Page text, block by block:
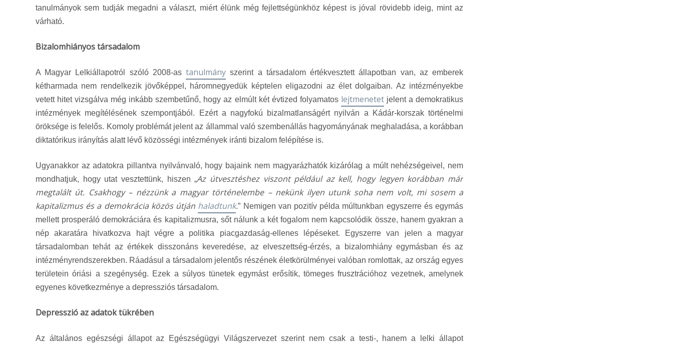
tanulmányok sem tudják megadni a választ, miért élünk még fejlettségünkhöz képest is jóval rövidebb ideig, mint az
várható.
Bizalomhiányos társadalom
A Magyar Lelkiállapotról szóló 2008-astanulmány szerint a társadalom értékvesztett állapotban van, az emberek
kétharmada nem rendelkezik jövőképpel, háromnegyedük képtelen eligazodni az élet dolgaiban. Az intézményekbe
vetett hitet vizsgálva még inkább szembetűnő, hogy az elmúlt két évtized folyamatos lejtmenetetjelent a demokratikus
intézmények megítélésének szempontjából. Ezért a nagyfokú bizalmatlanságért nyilván a Kádár-korszak történelmi
öröksége is felelős. Komoly problémát jelent az állammal való szembenállás hagyományának meghaladása, a korábban
diktatórikus irányítás alatt lévő közösségi intézmények iránti bizalom felépítése is.
Ugyanakkor az adatokra pillantva nyilvánvaló, hogy bajaink nem magyarázhatók kizárólag a múlt nehézségeivel, nem
mondhatjuk, hogy utat vesztettünk, hiszen „Az útvesztéshez viszont például az kell, hogy legyen korábban már
megtalált út. Csakhogy – nézzünk a magyar történelembe – nekünk ilyen utunk soha nem volt, mi sosem a
kapitalizmus és a demokrácia közös útján haladtunk.” Nemigen van pozitív példa múltunkban egyszerre és egymás
mellett prosperáló demokráciára és kapitalizmusra, sőt nálunk a két fogalom nem kapcsolódik össze, hanem gyakran a
nép akaratára hivatkozva hajt végre a politika piacgazdaság-ellenes lépéseket. Egyszerre van jelen a magyar
társadalomban tehát az értékek disszonáns keveredése, az elveszettség-érzés, a bizalomhiány egymásban és az
intézményrendszerekben. Ráadásul a társadalom jelentős részének életkörülményei valóban romlottak, az ország egyes
területein óriási a szegénység. Ezek a súlyos tünetek egymást erősítik, tömeges frusztrációhoz vezetnek, amelynek
egyenes következménye a depressziós társadalom.
Depresszió az adatok tükrében
Az általános egészségi állapot az Egészségügyi Világszervezet szerint nem csak a testi-, hanem a lelki állapot